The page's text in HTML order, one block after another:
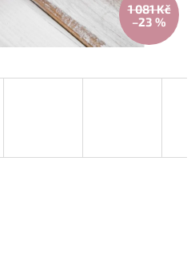
1 081 Kč
–23 %